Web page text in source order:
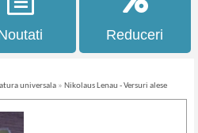
Reduceri
universala » Nikolaus Lenau - Versuri alese